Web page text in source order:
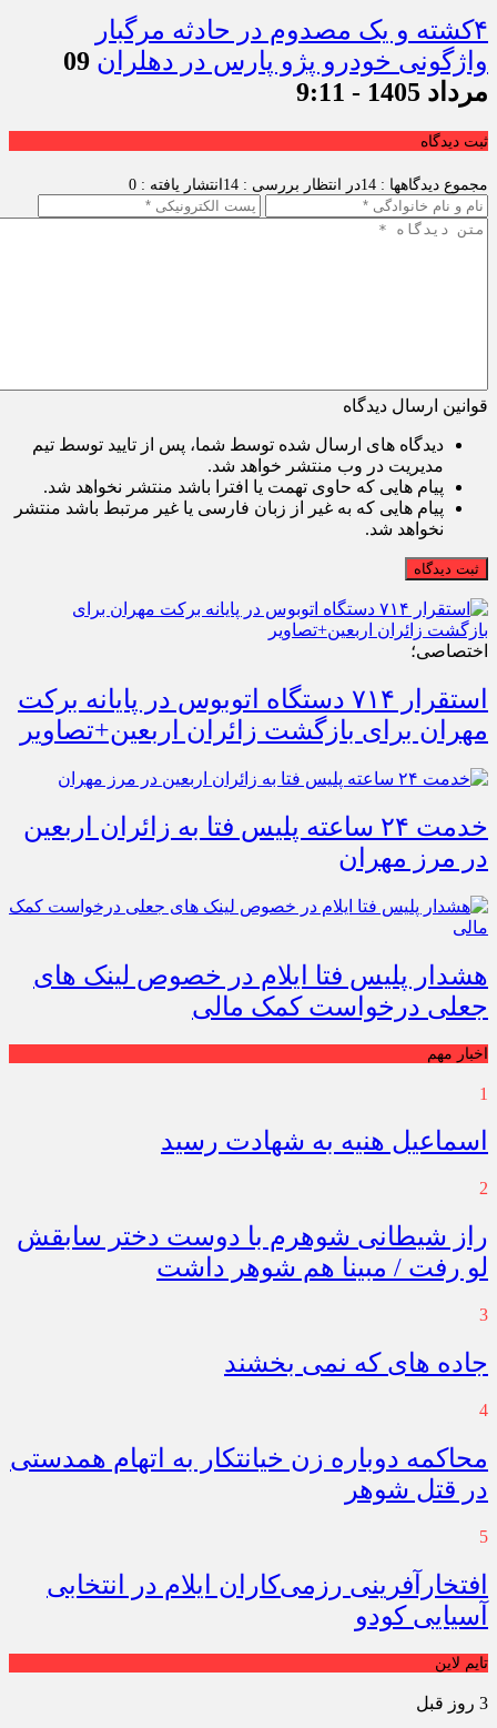
۴کشته و یک مصدوم در حادثه مرگبار
واژگونی خودرو پژو پارس در دهلران 09
مرداد 1405 - 9:11
ثبت دیدگاه
مجموع دیدگاهها : 14 در انتظار بررسی : 14 انتشار یافته : 0
قوانین ارسال دیدگاه
دیدگاه های ارسال شده توسط شما، پس از تایید توسط تیم
مدیریت در وب منتشر خواهد شد.
پیام هایی که حاوی تهمت یا افترا باشد منتشر نخواهد شد.
پیام هایی که به غیر از زبان فارسی یا غیر مرتبط باشد منتشر
نخواهد شد.
ثبت دیدگاه
اختصاصی؛
استقرار ۷۱۴ دستگاه اتوبوس در پایانه برکت
مهران برای بازگشت زائران اربعین+تصاویر
خدمت ۲۴ ساعته پلیس فتا به زائران اربعین
در مرز مهران
هشدار پلیس فتا ایلام در خصوص لینک های
جعلی درخواست کمک مالی
اخبار مهم
1
اسماعیل هنیه به شهادت رسید
2
راز شیطانی شوهرم با دوست دختر سابقش
لو رفت / مبینا هم شوهر داشت
3
جاده های که نمی بخشند
4
محاکمه دوباره زن خیانتکار به اتهام همدستی
در قتل شوهر
5
افتخارآفرینی رزمی‌کاران ایلام در انتخابی
آسیایی کودو
تایم لاین
3 روز قبل